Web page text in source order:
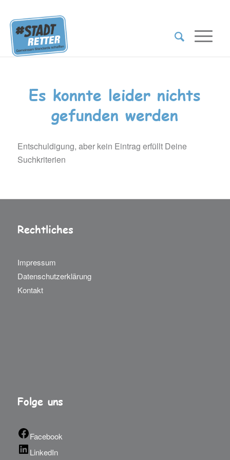
Es konnte leider nichts
gefunden werden
Entschuldigung, aber kein Eintrag erfüllt Deine
Suchkriterien
Rechtliches
Impressum
Datenschutzerklärung
Kontakt
Folge uns
Facebook
LinkedIn